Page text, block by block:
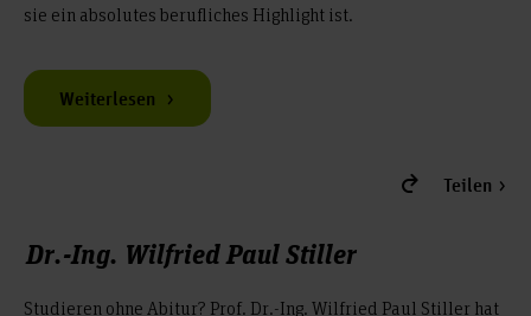
sie ein absolutes berufliches Highlight ist.
Weiterlesen
Teilen
Dr.-Ing. Wilfried Paul Stiller
Studieren ohne Abitur? Prof. Dr.-Ing. Wilfried Paul Stiller hat